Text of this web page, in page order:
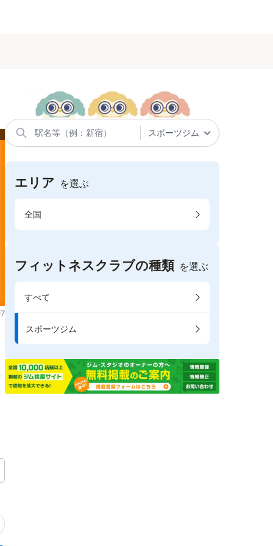
エリア を選ぶ
全国
フィットネスクラブの種類 を選ぶ
すべて
スポーツジム